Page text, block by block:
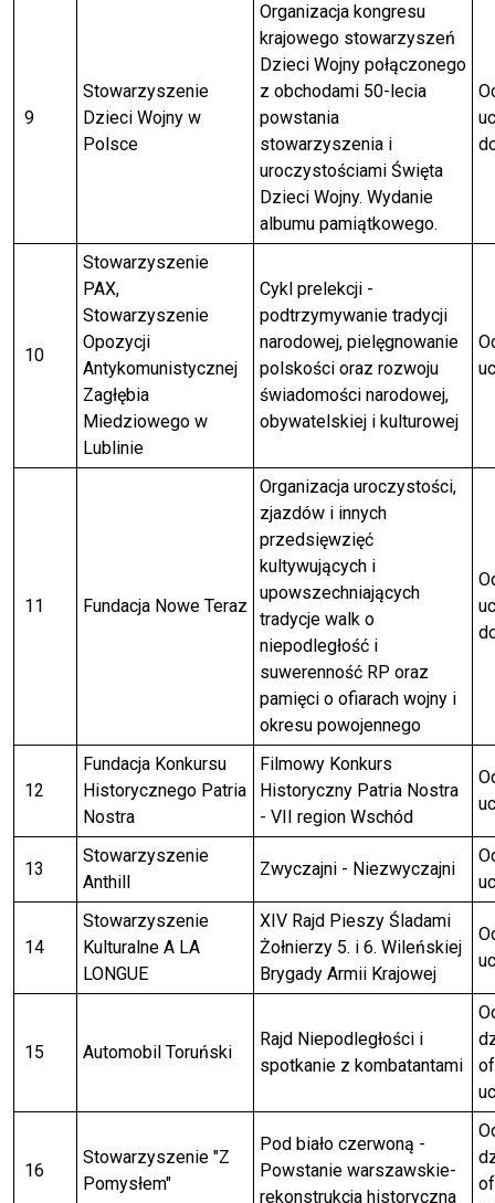
9
Stowarzyszenie
Dzieci Wojny w
Polsce
Organizacja kongresu
krajowego stowarzyszeń
Dzieci Wojny połączonego
z obchodami 50-lecia
powstania
stowarzyszenia i
uroczystościami Święta
Dzieci Wojny. Wydanie
albumu pamiątkowego.
10
Stowarzyszenie
PAX,
Stowarzyszenie
Opozycji
Antykomunistycznej
Zagłębia
Miedziowego w
Lublinie
Cykl prelekcji -
podtrzymywanie tradycji
narodowej, pielęgnowanie
polskości oraz rozwoju
świadomości narodowej,
obywatelskiej i kulturowej
11 Fundacja Nowe Teraz
Organizacja uroczystości,
zjazdów i innych
przedsięwzięć
kultywujących i
upowszechniających
tradycje walk o
niepodległość i
suwerenność RP oraz
pamięci o ofiarach wojny i
okresu powojennego
12
Fundacja Konkursu
Historycznego Patria
Nostra
Filmowy Konkurs
Historyczny Patria Nostra
- VII region Wschód
13
Stowarzyszenie
Anthill
Zwyczajni - Niezwyczajni
14
Stowarzyszenie
Kulturalne A LA
LONGUE
XIV Rajd Pieszy Śladami
Żołnierzy 5. i 6. Wileńskiej
Brygady Armii Krajowej
15 Automobil Toruński
Rajd Niepodległości i
spotkanie z kombatantami
16
Stowarzyszenie "Z
Pomysłem"
Pod biało czerwoną -
Powstanie warszawskie-
rekonstrukcja historyczna